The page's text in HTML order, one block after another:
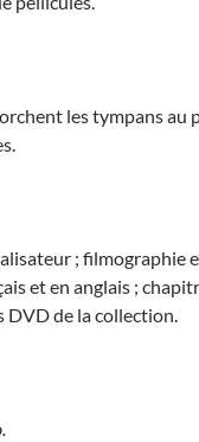
les tympans au
; filmographie
et en anglais ;
DVD de la collection.